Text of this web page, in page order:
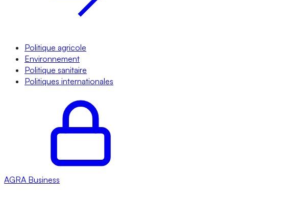
Politique agricole
Environnement
Politique sanitaire
Politiques internationales
AGRA Business